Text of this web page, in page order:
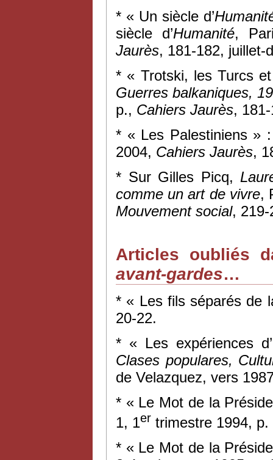
* « Un siècle d’
siècle d’Humanité,
Jaurès, 181-182, juillet-
* « Trotski, les Turcs
Guerres balkaniques,
p., Cahiers Jaurès,
* « Les Palestiniens »
2004, Cahiers Jaurès,
* Sur Gilles Picq,
comme un art de vivre,
Mouvement social, 219-
Articles oubliés
avant-gardes…
* « Les fils séparés de
20-22.
* « Les expériences
Clases populares,
de Velazquez, vers
* « Le Mot de la
1, 1er trimestre 1994, p.
* « Le Mot de la